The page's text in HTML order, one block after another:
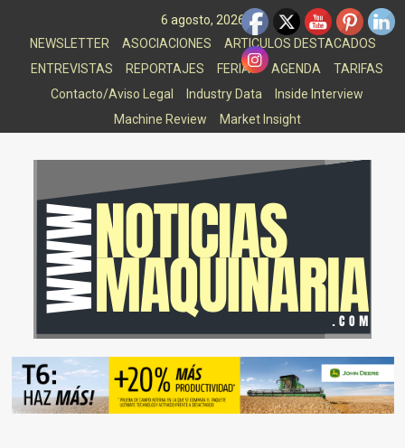
6 agosto, 2026
NEWSLETTER
ASOCIACIONES
ARTICULOS DESTACADOS
ENTREVISTAS
REPORTAJES FERIAS AGENDA
TARIFAS
Contacto/Aviso Legal
Industry Data
Inside Interview
Machine Review
Market Insight